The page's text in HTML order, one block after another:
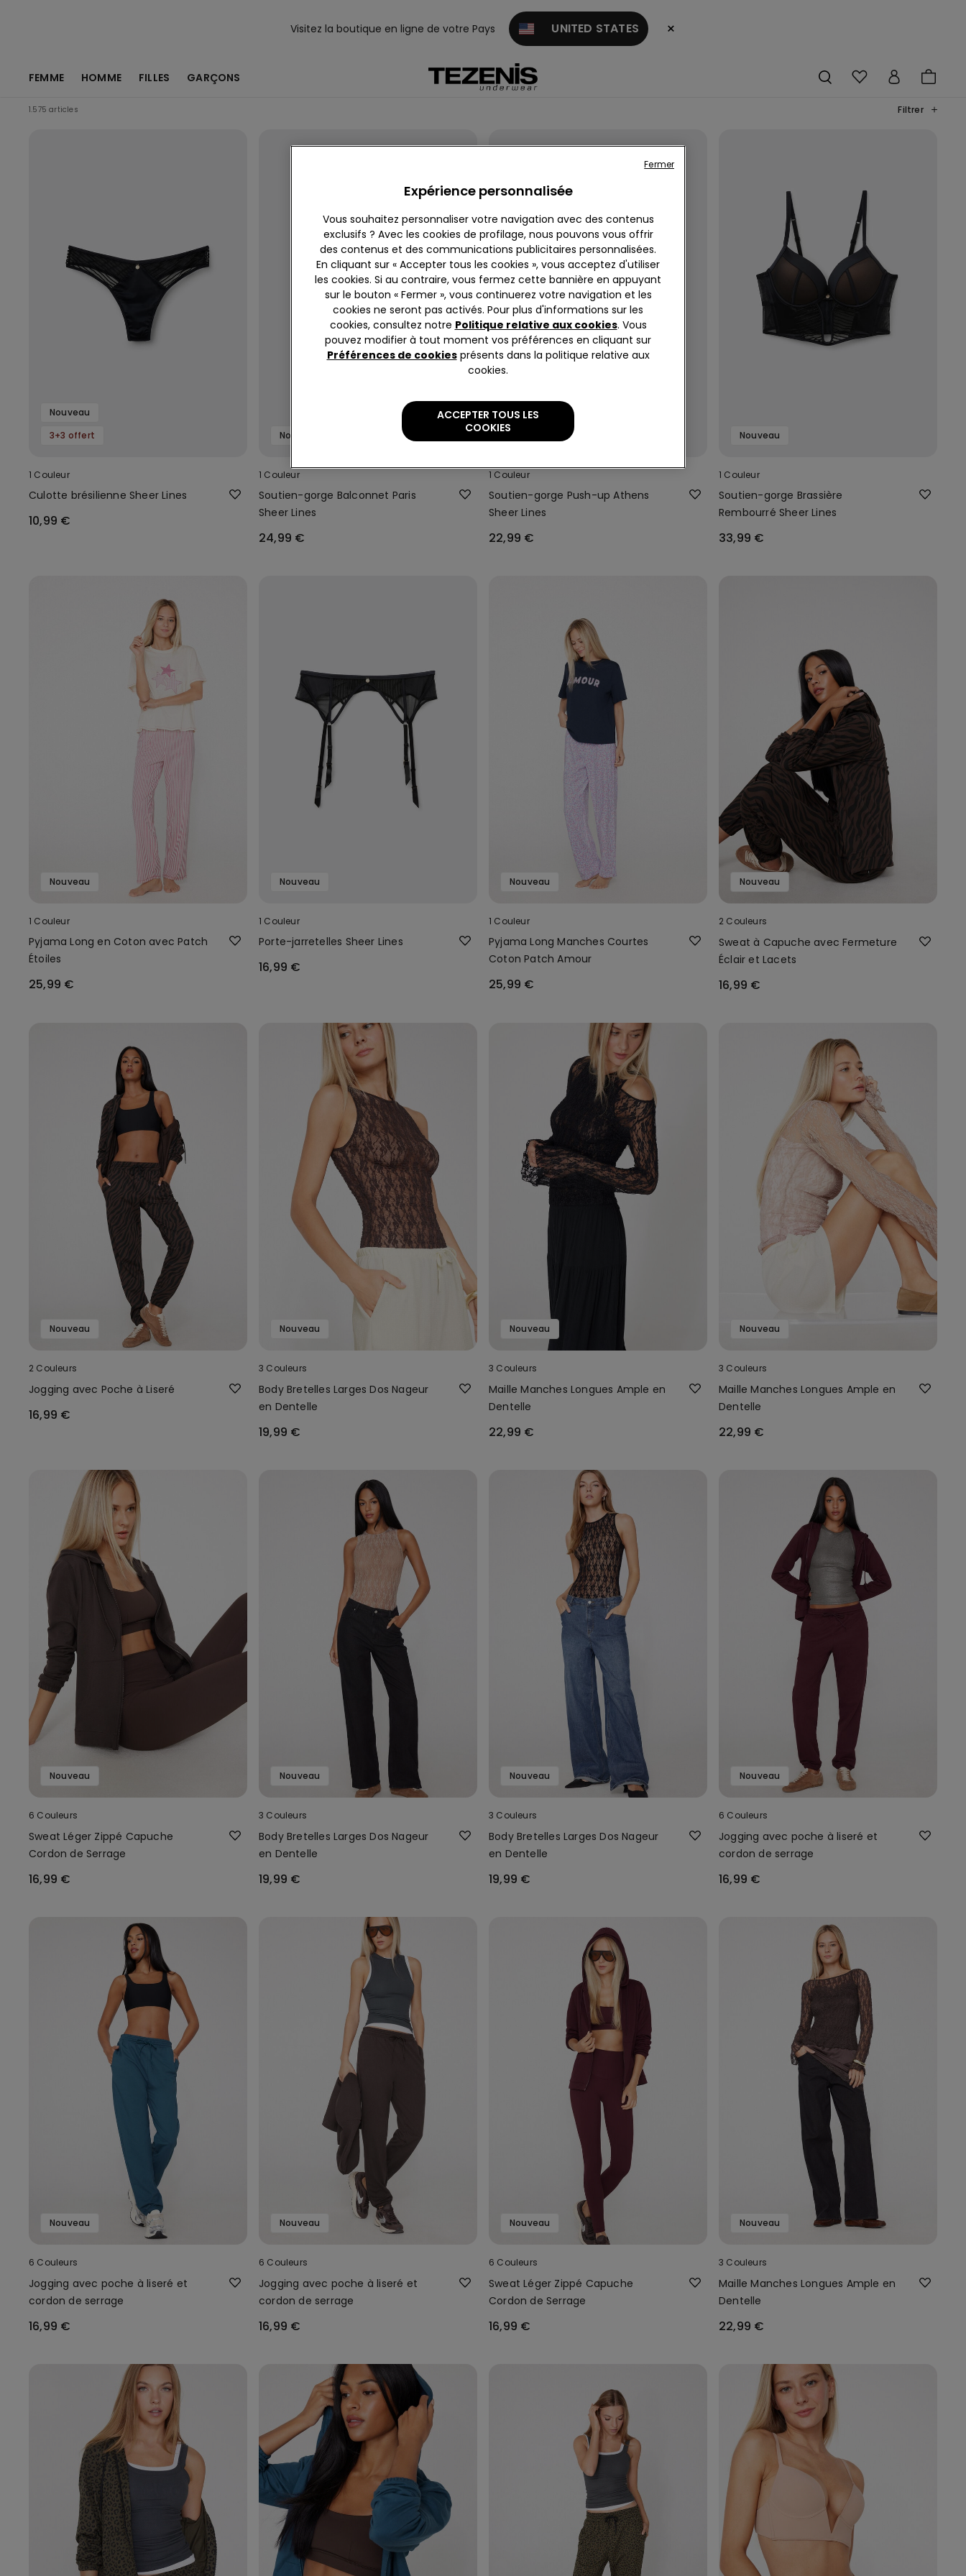
Visitez la boutique en ligne de votre Pays UNITED STATES ×
FEMME HOMME FILLES GARÇONS
1.575 articles Filtrer
Nouveau
3+3 offert
1 Couleur
Culotte brésilienne Sheer Lines
10,99 €
Nouveau
1 Couleur
Soutien-gorge Balconnet Paris
Sheer Lines
24,99 €
1 Couleur
Soutien-gorge Push-up Athens
Sheer Lines
22,99 €
Nouveau
1 Couleur
Soutien-gorge Brassière
Rembourré Sheer Lines
33,99 €
Nouveau
1 Couleur
Pyjama Long en Coton avec Patch
Étoiles
25,99 €
Nouveau
1 Couleur
Porte-jarretelles Sheer Lines
16,99 €
Nouveau
1 Couleur
Pyjama Long Manches Courtes
Coton Patch Amour
25,99 €
Nouveau
2 Couleurs
Sweat à Capuche avec Fermeture
Éclair et Lacets
16,99 €
Nouveau
2 Couleurs
Jogging avec Poche à Liseré
16,99 €
Nouveau
3 Couleurs
Body Bretelles Larges Dos Nageur
en Dentelle
19,99 €
Nouveau
3 Couleurs
Maille Manches Longues Ample en
Dentelle
22,99 €
Nouveau
3 Couleurs
Maille Manches Longues Ample en
Dentelle
22,99 €
Nouveau
6 Couleurs
Sweat Léger Zippé Capuche
Cordon de Serrage
16,99 €
Nouveau
3 Couleurs
Body Bretelles Larges Dos Nageur
en Dentelle
19,99 €
Nouveau
3 Couleurs
Body Bretelles Larges Dos Nageur
en Dentelle
19,99 €
Nouveau
6 Couleurs
Jogging avec poche à liseré et
cordon de serrage
16,99 €
Nouveau
6 Couleurs
Jogging avec poche à liseré et
cordon de serrage
16,99 €
Nouveau
6 Couleurs
Jogging avec poche à liseré et
cordon de serrage
16,99 €
Nouveau
6 Couleurs
Sweat Léger Zippé Capuche
Cordon de Serrage
16,99 €
Nouveau
3 Couleurs
Maille Manches Longues Ample en
Dentelle
22,99 €
Expérience personnalisée
Vous souhaitez personnaliser votre navigation avec des contenus
exclusifs ? Avec les cookies de profilage, nous pouvons vous offrir
des contenus et des communications publicitaires personnalisées.
En cliquant sur « Accepter tous les cookies », vous acceptez d'utiliser
les cookies. Si au contraire, vous fermez cette bannière en appuyant
sur le bouton « Fermer », vous continuerez votre navigation et les
cookies ne seront pas activés. Pour plus d'informations sur les
cookies, consultez notre Politique relative aux cookies. Vous
pouvez modifier à tout moment vos préférences en cliquant sur
Préférences de cookiesprésents dans la politique relative aux
cookies.
ACCEPTER TOUS LES
COOKIES
Fermer